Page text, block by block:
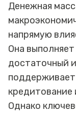
Денежная
напрямую
Она
достаточный
кредитование
Однако